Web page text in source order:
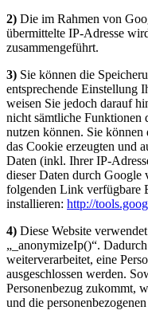
2) Die im Rahmen von
übermittelte IP-Adresse
zusammengeführt.
3) Sie können die
entsprechende Einstellung
weisen Sie jedoch darauf
nicht sämtliche Funktionen
nutzen können. Sie können
das Cookie erzeugten und
Daten (inkl. Ihrer IP-
dieser Daten durch Google
folgenden Link verfügbare
installieren: http://
4) Diese Website
„_anonymizeIp()“.
weiterverarbeitet, eine
ausgeschlossen werden.
Personenbezug zukommt,
und die